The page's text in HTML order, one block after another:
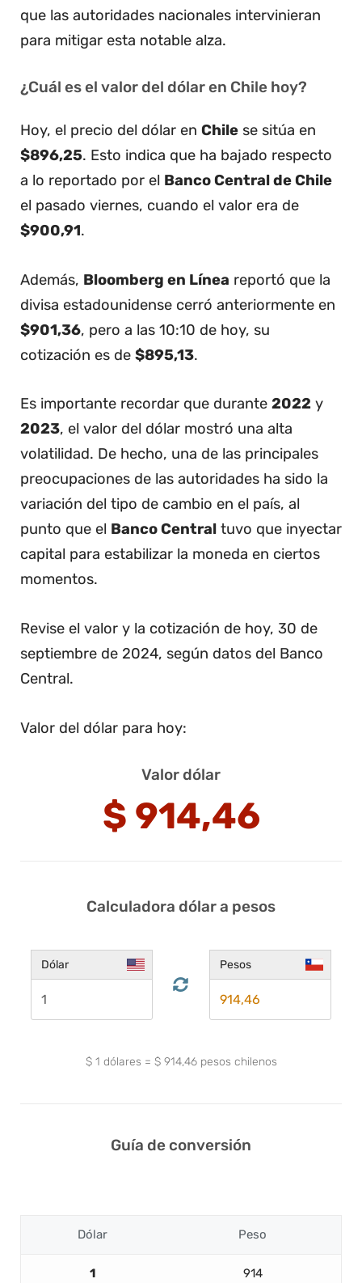
que las autoridades nacionales intervinieran
para mitigar esta notable alza.
¿Cuál es el valor del dólar en Chile hoy?
Hoy, el precio del dólar en Chile se sitúa en
$896,25. Esto indica que ha bajado respecto
a lo reportado por el Banco Central de Chile
el pasado viernes, cuando el valor era de
$900,91.
Además, Bloomberg en Línea reportó que la
divisa estadounidense cerró anteriormente en
$901,36, pero a las 10:10 de hoy, su
cotización es de $895,13.
Es importante recordar que durante 2022 y
2023, el valor del dólar mostró una alta
volatilidad. De hecho, una de las principales
preocupaciones de las autoridades ha sido la
variación del tipo de cambio en el país, al
punto que el Banco Central tuvo que inyectar
capital para estabilizar la moneda en ciertos
momentos.
Revise el valor y la cotización de hoy, 30 de
septiembre de 2024, según datos del Banco
Central.
Valor del dólar para hoy:
Valor dólar
$ 914,46
Calculadora dólar a pesos
Dólar Pesos
$ 1 dólares = $ 914,46pesos chilenos
Guía de conversión
Dólar Peso
1 914